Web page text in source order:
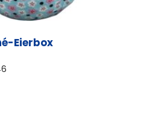
Eierbox